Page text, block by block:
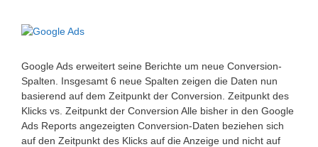
Google Ads erweitert seine Berichte um neue Conversion-
Spalten. Insgesamt 6 neue Spalten zeigen die Daten nun
basierend auf dem Zeitpunkt der Conversion. Zeitpunkt des
Klicks vs. Zeitpunkt der Conversion Alle bisher in den Google
Ads Reports angezeigten Conversion-Daten beziehen sich
auf den Zeitpunkt des Klicks auf die Anzeige und nicht auf